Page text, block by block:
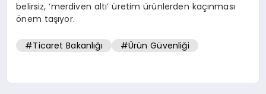
belirsiz, ‘merdiven altı’ üretim ürünlerden kaçınması
önem taşıyor.
#Ticaret Bakanlığı #Ürün Güvenliği